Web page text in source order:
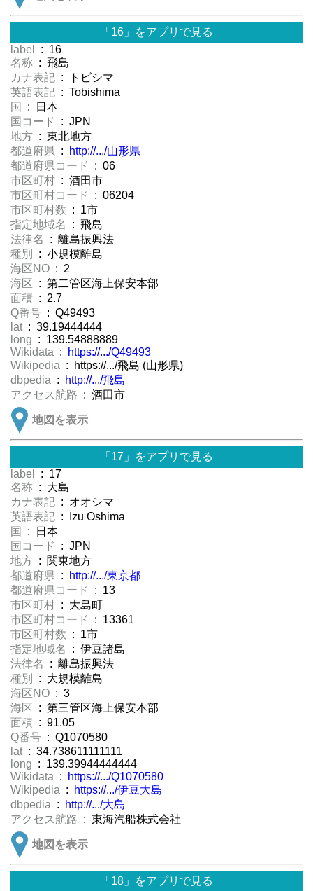
「16」をアプリで見る
label
: 16
名称 : 飛島
カナ表記 : トビシマ
英語表記 : Tobishima
国
: 日本
国コード
: JPN
地方 : 東北地方
都道府県 :
http://.../山形県
都道府県コード
: 06
市区町村 : 酒田市
市区町村コード
: 06204
市区町村数 : 1市
指定地域名
: 飛島
法律名
: 離島振興法
種別
: 小規模離島
海区NO : 2
海区 : 第二管区海上保安本部
面積 : 2.7
Q番号 : Q49493
lat : 39.19444444
long : 139.54888889
Wikidata :
https://.../Q49493
Wikipedia : https://.../飛島 (山形県)
dbpedia :
http://.../飛島
アクセス航路 : 酒田市
地図を表示
「17」をアプリで見る
label
: 17
名称 : 大島
カナ表記 : オオシマ
英語表記 : Izu Ōshima
国
: 日本
国コード
: JPN
地方 : 関東地方
都道府県 :
http://.../東京都
都道府県コード
: 13
市区町村 : 大島町
市区町村コード
: 13361
市区町村数 : 1市
指定地域名
: 伊豆諸島
法律名
: 離島振興法
種別
: 大規模離島
海区NO : 3
海区 : 第三管区海上保安本部
面積 : 91.05
Q番号 : Q1070580
lat : 34.738611111111
long : 139.39944444444
Wikidata :
https://.../Q1070580
Wikipedia :
https://.../伊豆大島
dbpedia :
http://.../大島
アクセス航路 : 東海汽船株式会社
地図を表示
「18」をアプリで見る